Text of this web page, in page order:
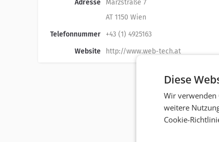
Adresse
Märzstraße 7
AT 1150 Wien
Telefonnummer
+43 (1) 4925163
Website
http://www.web-tech.at
Diese
Wir verwenden
weitere
Cookie-